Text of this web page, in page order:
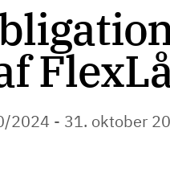
2024 - 31. oktober